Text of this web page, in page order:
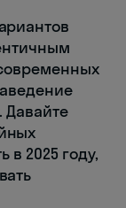
Давайте
в 2025 году,